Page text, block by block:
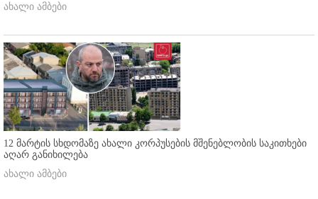
ახალი ამბები
12 მარტის სხდომაზე ახალი კორპუსების მშენებლობის საკითხები
აღარ განიხილება
ახალი ამბები